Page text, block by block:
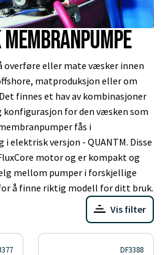
overføre eller mate væsker innen
matproduksjon eller om
finnes et hav av kombinasjoner
for den væsken som
fås i
elektrisk versjon - QUANTM. Disse
motor og er kompakt og
mellom pumper i forskjellige
å finne riktig modell for ditt bruk.
Vis filter
DF3388